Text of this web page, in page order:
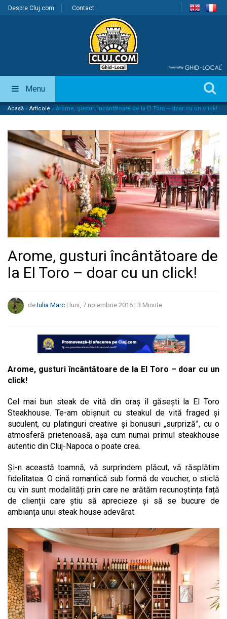
Despre Cluj.com Contact
Menu
Acasă » Articole » Arome, gusturi încântătoare de la El Toro – doar cu un click!
Arome, gusturi încântătoare de
la El Toro – doar cu un click!
de Iulia Marc | luni, 7 noiembrie 2016 | 3 Minute
Arome, gusturi încântătoare de la El Toro – doar cu un
click!
Cel mai bun steak de vită din oraș îl găsești la El Toro
Steakhouse. Te-am obișnuit cu steakul de vită fraged și
suculent, cu platinguri creative și bonusuri „surpriză”, cu o
atmosferă prietenoasă, așa cum numai primul steakhouse
autentic din Cluj-Napoca o poate crea.
Și-n această toamnă, vă surprindem plăcut, vă răsplătim
fidelitatea. O cină romantică sub formă de voucher, o sticlă
cu vin sunt modalități prin care ne arătăm recunoștința față
de clienții care știu să aprecieze și să se bucure de
ambianța unui steak house adevărat.